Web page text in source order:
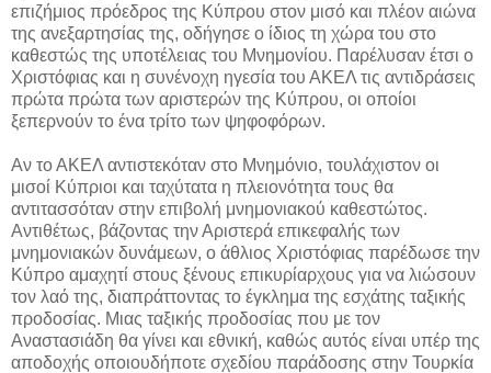
επιζήμιος πρόεδρος της Κύπρου στον μισό και πλέον αιώνα
της ανεξαρτησίας της, οδήγησε ο ίδιος τη χώρα του στο
καθεστώς της υποτέλειας του Μνημονίου. Παρέλυσαν έτσι ο
Χριστόφιας και η συνένοχη ηγεσία του ΑΚΕΛ τις αντιδράσεις
πρώτα πρώτα των αριστερών της Κύπρου, οι οποίοι
ξεπερνούν το ένα τρίτο των ψηφοφόρων.
Αν το ΑΚΕΛ αντιστεκόταν στο Μνημόνιο, τουλάχιστον οι
μισοί Κύπριοι και ταχύτατα η πλειονότητα τους θα
αντιτασσόταν στην επιβολή μνημονιακού καθεστώτος.
Αντιθέτως, βάζοντας την Αριστερά επικεφαλής των
μνημονιακών δυνάμεων, ο άθλιος Χριστόφιας παρέδωσε την
Κύπρο αμαχητί στους ξένους επικυρίαρχους για να λιώσουν
τον λαό της, διαπράττοντας το έγκλημα της εσχάτης ταξικής
προδοσίας. Μιας ταξικής προδοσίας που με τον
Αναστασιάδη θα γίνει και εθνική, καθώς αυτός είναι υπέρ της
αποδοχής οποιουδήποτε σχεδίου παράδοσης στην Τουρκία